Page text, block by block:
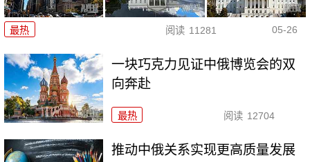
最热 阅读 11281 05-26
一块巧克力见证中俄博览会的双
向奔赴
最热 阅读 12704
推动中俄关系实现更高质量发展